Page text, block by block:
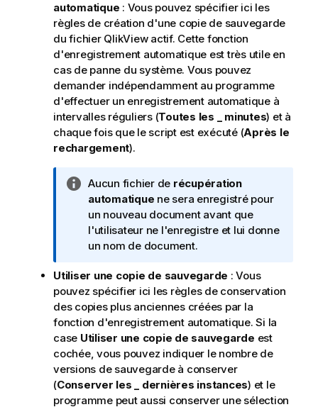
automatique : Vous pouvez spécifier ici les
règles de création d'une copie de sauvegarde
du fichier QlikView actif. Cette fonction
d'enregistrement automatique est très utile en
cas de panne du système. Vous pouvez
demander indépendamment au programme
d'effectuer un enregistrement automatique à
intervalles réguliers (Toutes les _ minutes) et à
chaque fois que le script est exécuté (Après le
rechargement).
N
o
t
e
I
f
o
r
m
a
t
i
o
n
Aucun fichier de récupération
automatique ne sera enregistré pour
un nouveau document avant que
l'utilisateur ne l'enregistre et lui donne
un nom de document.
Utiliser une copie de sauvegarde : Vous
pouvez spécifier ici les règles de conservation
des copies plus anciennes créées par la
fonction d'enregistrement automatique. Si la
case Utiliser une copie de sauvegarde est
cochée, vous pouvez indiquer le nombre de
versions de sauvegarde à conserver
(Conserver les _ dernières instances) et le
programme peut aussi conserver une sélection